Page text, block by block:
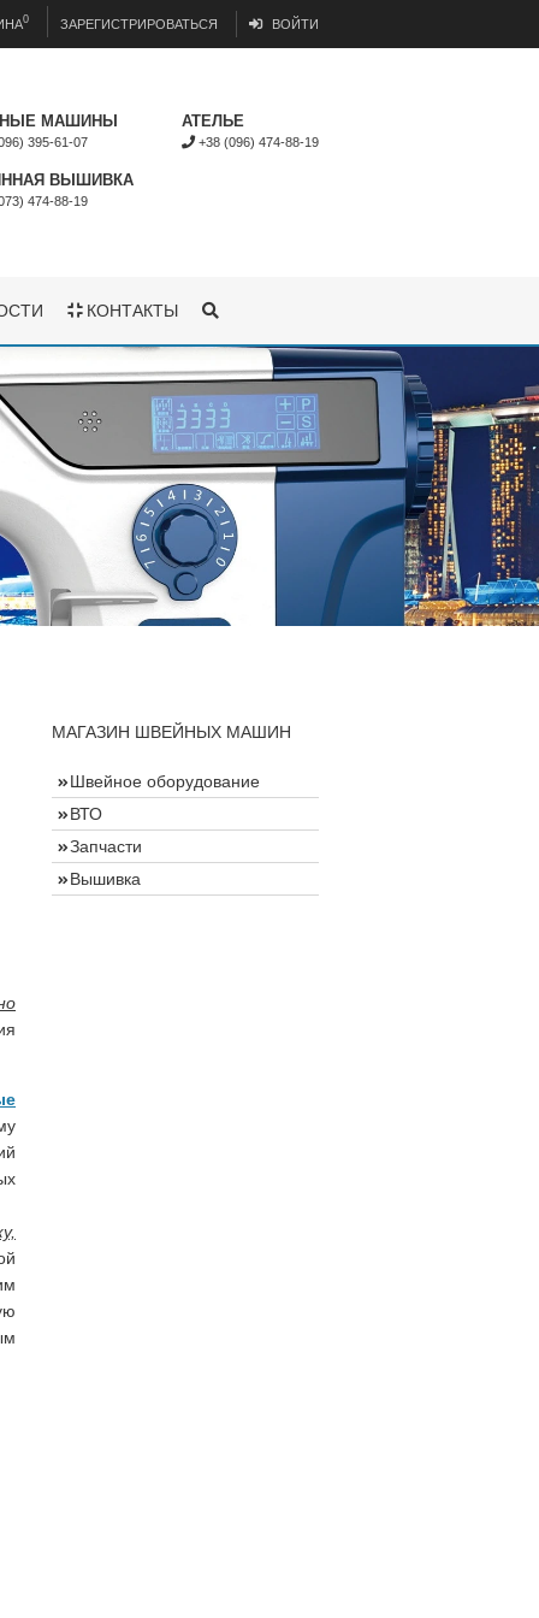
0 ЗАРЕГИСТРИРОВАТЬСЯ ВОЙТИ
МАШИНЫ
395-61-07
АТЕЛЬЕ
+38 (096) 474-88-19
ВЫШИВКА
474-88-19
КОНТАКТЫ
МАГАЗИН ШВЕЙНЫХ МАШИН
Швейное оборудование
ВТО
Запчасти
Вышивка